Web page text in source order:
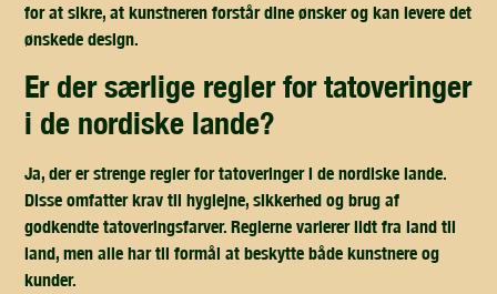
for at sikre, at kunstneren forstår dine ønsker og kan levere det
ønskede design.
er der særlige regler for tatoveringer
i de nordiske lande?
Ja, der er strenge regler for tatoveringer i de nordiske lande.
Disse omfatter krav til hygiejne, sikkerhed og brug af
godkendte tatoveringsfarver. Reglerne varierer lidt fra land til
land, men alle har til formål at beskytte både kunstnere og
kunder.